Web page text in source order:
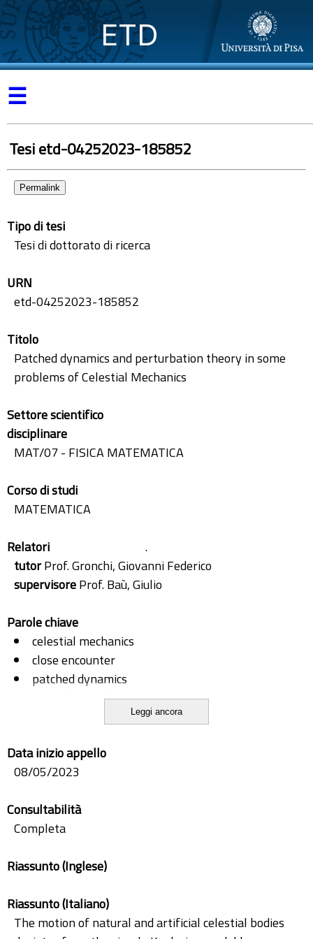
ETD
☰
Tesi etd-04252023-185852
Permalink
Tipo di tesi
Tesi di dottorato di ricerca
URN
etd-04252023-185852
Titolo
Patched dynamics and perturbation theory in some
problems of Celestial Mechanics
Settore scientifico
disciplinare
MAT/07 - FISICA MATEMATICA
Corso di studi
MATEMATICA
Relatori
.
tutorProf. Gronchi, Giovanni Federico
supervisoreProf. Baù, Giulio
Parole chiave
celestial mechanics
close encounter
patched dynamics
perturbation theory
restricted three-body problem
Leggi ancora
Data inizio appello
08/05/2023
Consultabilità
Completa
Riassunto (Inglese)
Riassunto (Italiano)
The motion of natural and artificial celestial bodies